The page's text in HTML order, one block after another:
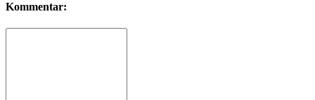
Kommentar: